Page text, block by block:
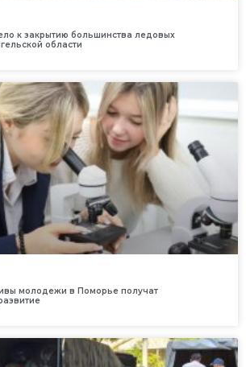
к закрытию большинства ледовых
области
молодежи в Поморье получат